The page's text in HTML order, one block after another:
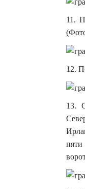
11.
12.
13.
пяти